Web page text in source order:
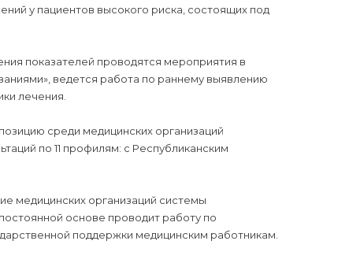
у пациентов высокого риска, состоящих под
показателей проводятся мероприятия в
ведется работа по раннему выявлению
лечения.
среди медицинских организаций
по 11 профилям: с Республиканским
медицинских организаций системы
основе проводит работу по
поддержки медицинским работникам.